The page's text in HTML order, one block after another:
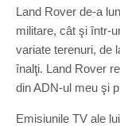
Land Rover de-a
militare, cât şi într-
variate terenuri, de
înalţi. Land Rover
din ADN-ul meu şi
Emisiunile TV ale